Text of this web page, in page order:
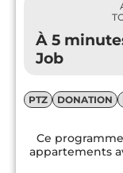
À 5
Job
PTZ DONATION
Ce
appartements
choix